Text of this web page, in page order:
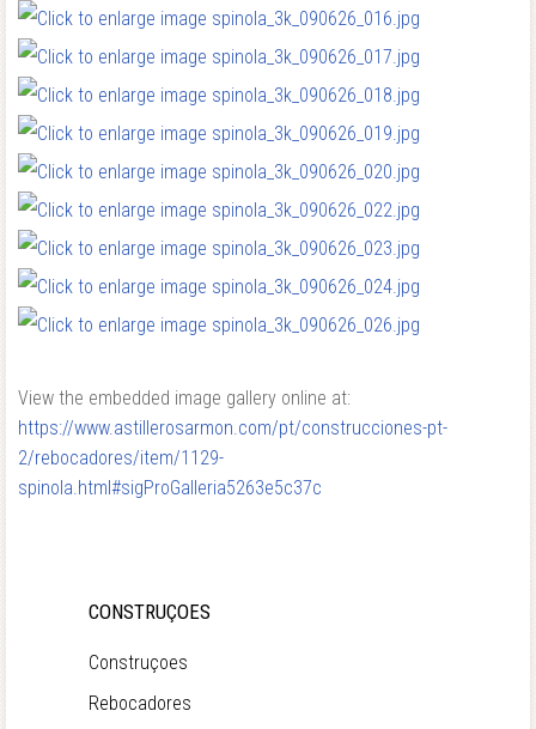
View the embedded image gallery online at:
https://www.astillerosarmon.com/pt/construcciones-pt-
2/rebocadores/item/1129-
spinola.html#sigProGalleria5263e5c37c
CONSTRUÇOES
Construçoes
Rebocadores